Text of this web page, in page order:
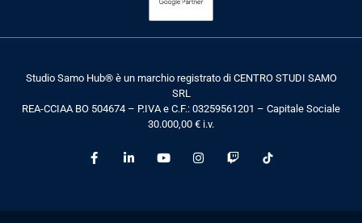
Studio Samo Hub® è un marchio registrato di CENTRO STUDI SAMO
SRL
REA-CCIAA BO 504674 – P.IVA e C.F.: 03259561201 – Capitale Sociale
30.000,00 € i.v.